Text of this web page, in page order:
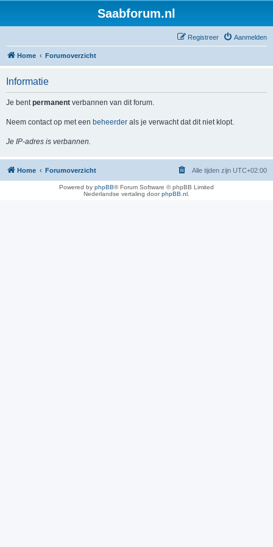
Saabforum.nl
Aanmelden
Registreer
Home Forumoverzicht
Informatie
Je bentpermanent verbannen van dit forum.
Neem contact op met een beheerder als je verwacht dat dit niet klopt.
Je IP-adres is verbannen.
Home Forumoverzicht Alle tijden zijn UTC+02:00
Powered by phpBB® Forum Software © phpBB Limited
Nederlandse vertaling doorphpBB.nl